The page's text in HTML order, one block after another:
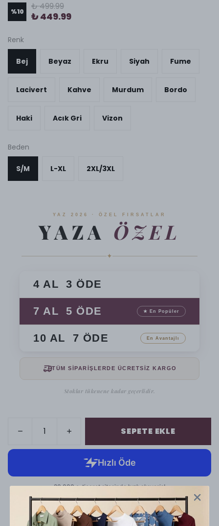
%10 ₺ 499.99
₺ 449.99
Renk
Bej Beyaz Ekru Siyah Fume
Lacivert Kahve Murdum Bordo
Haki Acık Gri Vizon
Beden
S/M L-XL 2XL/3XL
YAZ 2026 · ÖZEL FIRSATLAR
YAZA ÖZEL
✦
4 AL 3 ÖDE
7 AL 5 ÖDE ★ En Popüler
10 AL 7 ÖDE En Avantajlı
TÜM SİPARİŞLERDE ÜCRETSİZ KARGO
Stoklar tükenene kadar geçerlidir.
SEPETE EKLE
Cayma hakkı kapsamında yapılacak iadelerde kargo
ücreti alıcıya aittir.